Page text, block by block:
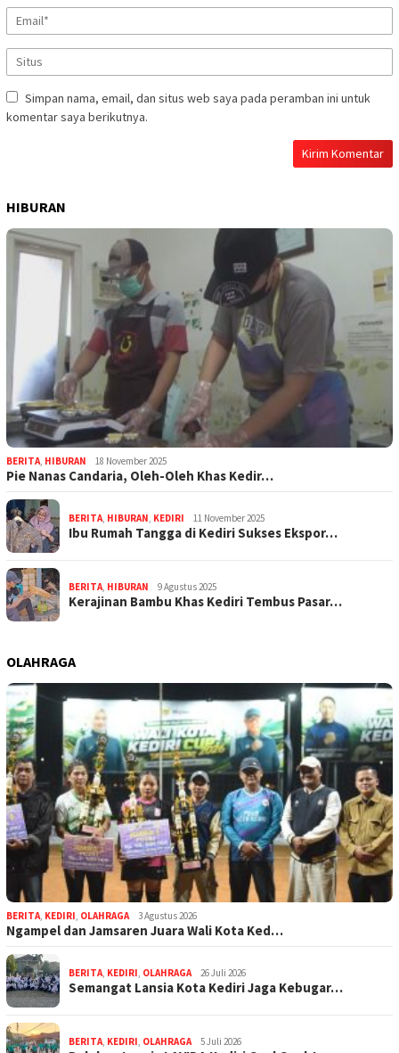
Simpan nama, email, dan situs web saya pada peramban ini untuk
komentar saya berikutnya.
HIBURAN
BERITA, HIBURAN 18 November 2025
Pie Nanas Candaria, Oleh-Oleh Khas Kedir…
BERITA, HIBURAN, KEDIRI 11 November 2025
Ibu Rumah Tangga di Kediri Sukses Ekspor…
BERITA, HIBURAN 9 Agustus 2025
Kerajinan Bambu Khas Kediri Tembus Pasar…
OLAHRAGA
BERITA KEDIRI OLAHRAGA 3 Agustus 2026
Ngampel dan Jamsaren Juara Wali Kota Ked…
BERITA KEDIRI OLAHRAGA 26 Juli 2026
Semangat Lansia Kota Kediri Jaga Kebugar…
BERITA KEDIRI OLAHRAGA 5 Juli 2026